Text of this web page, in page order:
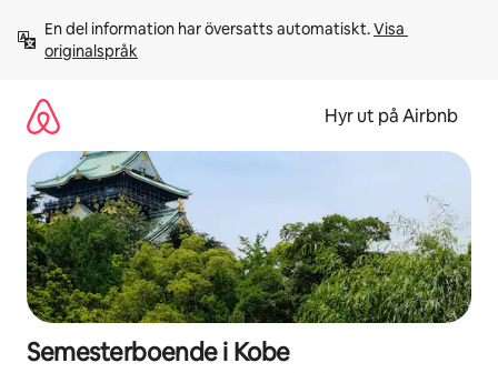
innehåll
En del information har översatts automatiskt. Visa
originalspråk
Hyr ut på Airbnb
Semesterboende i Kobe